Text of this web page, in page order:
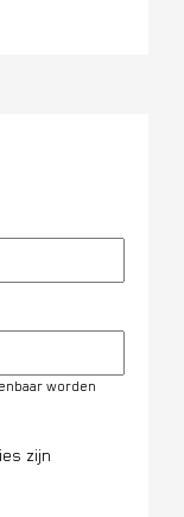
worden
zijn